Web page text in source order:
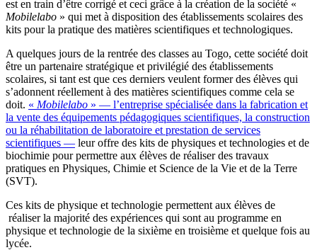
est en train d’être corrigé et ceci grâce à la création de la société «
Mobilelabo » qui met à disposition des établissements scolaires des
kits pour la pratique des matières scientifiques et technologiques.
A quelques jours de la rentrée des classes au Togo, cette société doit
être un partenaire stratégique et privilégié des établissements
scolaires, si tant est que ces derniers veulent former des élèves qui
s’adonnent réellement à des matières scientifiques comme cela se
doit. « Mobilelabo » — l’entreprise spécialisée dans la fabrication et
la vente des équipements pédagogiques scientifiques, la construction
ou la réhabilitation de laboratoire et prestation de services
scientifiques — leur offre des kits de physiques et technologies et de
biochimie pour permettre aux élèves de réaliser des travaux
pratiques en Physiques, Chimie et Science de la Vie et de la Terre
(SVT).
Ces kits de physique et technologie permettent aux élèves de
réaliser la majorité des expériences qui sont au programme en
physique et technologie de la sixième en troisième et quelque fois au
lycée.